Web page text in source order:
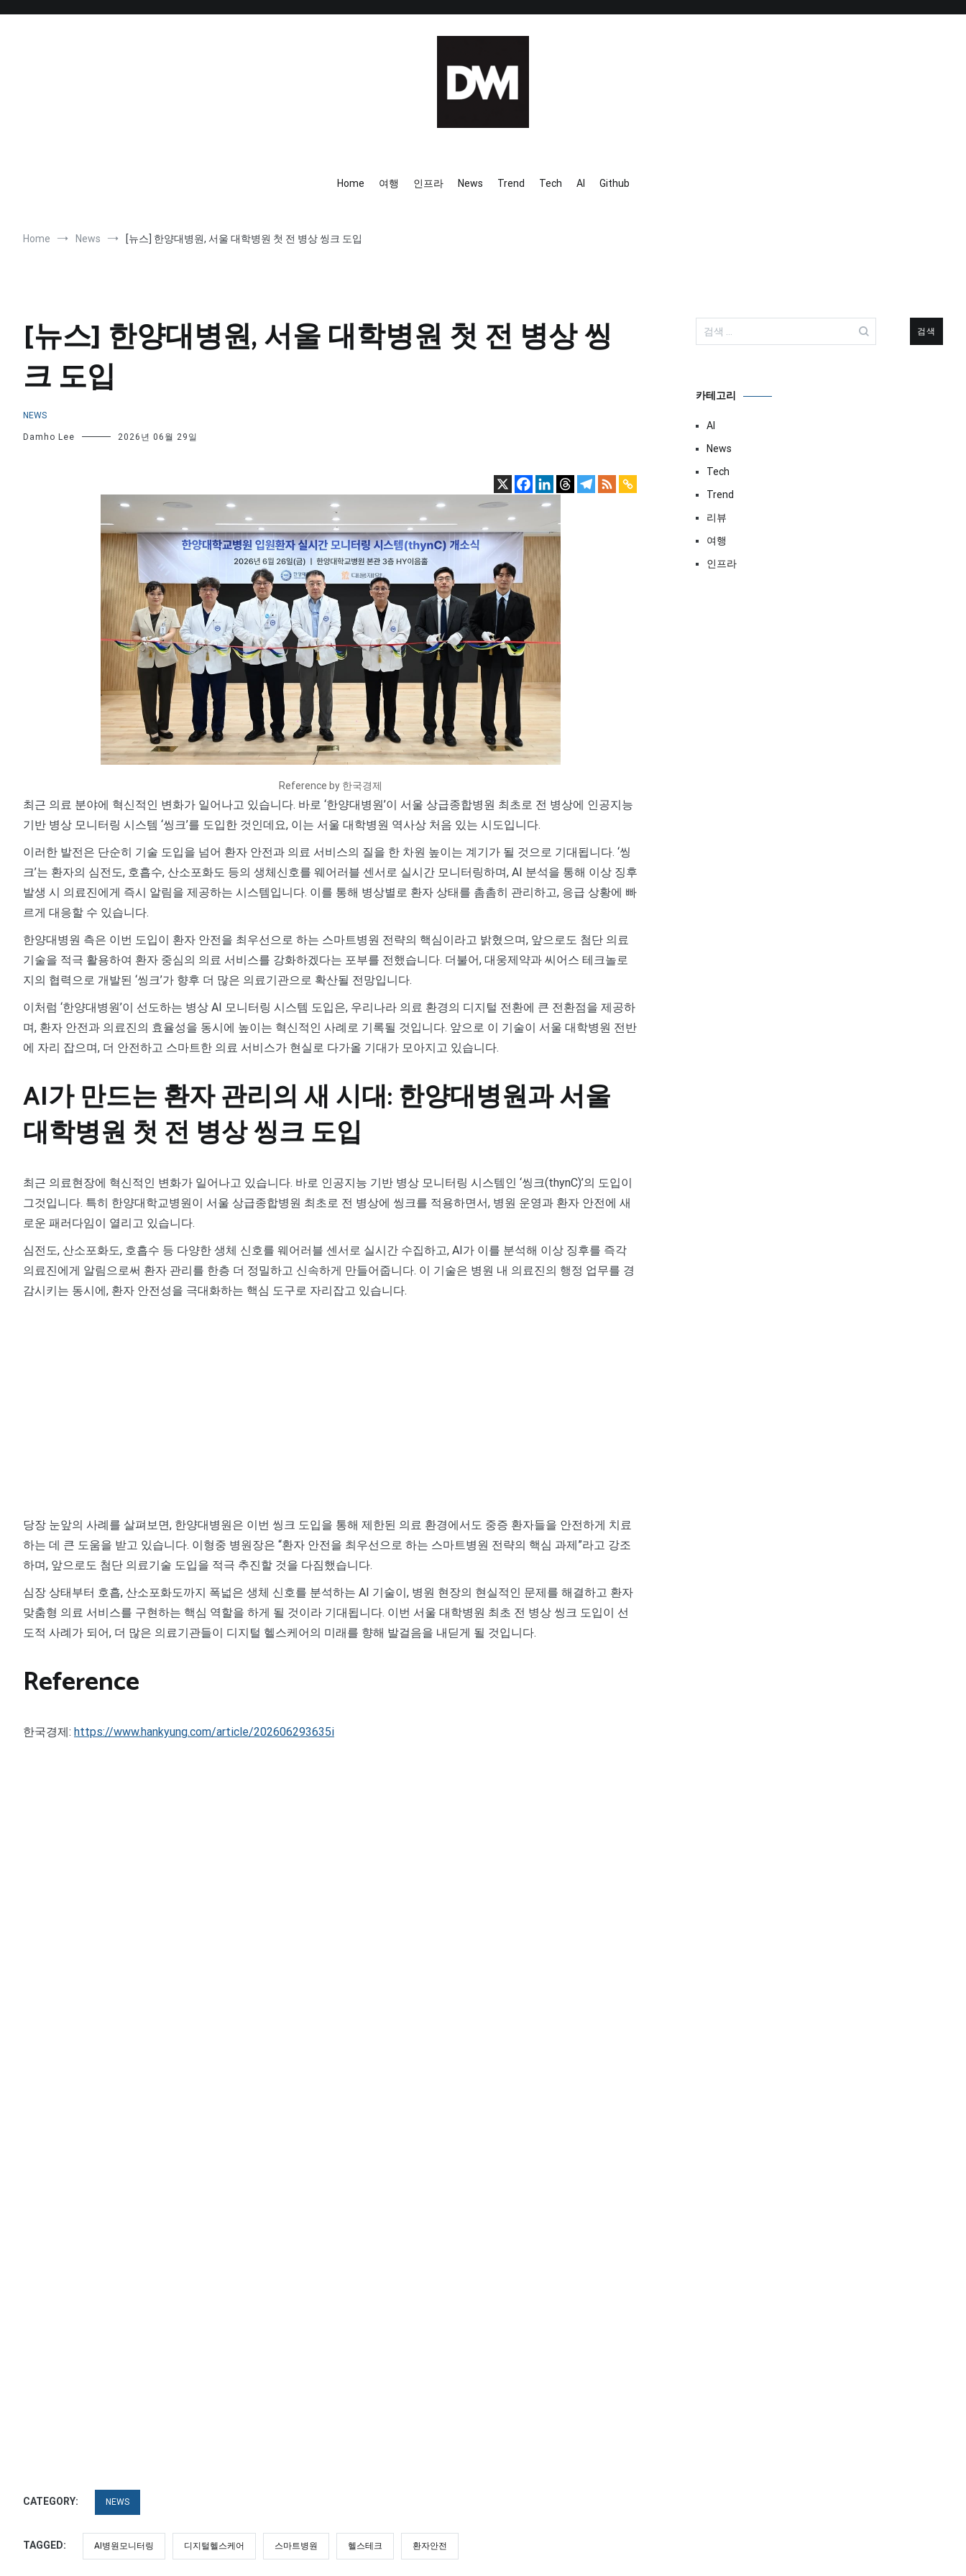
Home 여행 인프라 News Trend Tech AI Github
Home News [뉴스] 한양대병원, 서울 대학병원 첫 전 병상 씽크 도입
[뉴스] 한양대병원, 서울 대학병원 첫 전 병상 씽
크 도입
NEWS
Damho Lee 2026년 06월 29일
Reference by 한국경제
최근 의료 분야에 혁신적인 변화가 일어나고 있습니다. 바로 ‘한양대병원’이 서울 상급종합병원 최초로 전 병상에 인공지능
기반 병상 모니터링 시스템 ‘씽크’를 도입한 것인데요, 이는 서울 대학병원 역사상 처음 있는 시도입니다.
이러한 발전은 단순히 기술 도입을 넘어 환자 안전과 의료 서비스의 질을 한 차원 높이는 계기가 될 것으로 기대됩니다. ‘씽
크’는 환자의 심전도, 호흡수, 산소포화도 등의 생체신호를 웨어러블 센서로 실시간 모니터링하며, AI 분석을 통해 이상 징후
발생 시 의료진에게 즉시 알림을 제공하는 시스템입니다. 이를 통해 병상별로 환자 상태를 촘촘히 관리하고, 응급 상황에 빠
르게 대응할 수 있습니다.
한양대병원 측은 이번 도입이 환자 안전을 최우선으로 하는 스마트병원 전략의 핵심이라고 밝혔으며, 앞으로도 첨단 의료
기술을 적극 활용하여 환자 중심의 의료 서비스를 강화하겠다는 포부를 전했습니다. 더불어, 대웅제약과 씨어스 테크놀로
지의 협력으로 개발된 ‘씽크’가 향후 더 많은 의료기관으로 확산될 전망입니다.
이처럼 ‘한양대병원’이 선도하는 병상 AI 모니터링 시스템 도입은, 우리나라 의료 환경의 디지털 전환에 큰 전환점을 제공하
며, 환자 안전과 의료진의 효율성을 동시에 높이는 혁신적인 사례로 기록될 것입니다. 앞으로 이 기술이 서울 대학병원 전반
에 자리 잡으며, 더 안전하고 스마트한 의료 서비스가 현실로 다가올 기대가 모아지고 있습니다.
AI가 만드는 환자 관리의 새 시대: 한양대병원과 서울
대학병원 첫 전 병상 씽크 도입
최근 의료현장에 혁신적인 변화가 일어나고 있습니다. 바로 인공지능 기반 병상 모니터링 시스템인 ‘씽크(thynC)’의 도입이
그것입니다. 특히 한양대학교병원이 서울 상급종합병원 최초로 전 병상에 씽크를 적용하면서, 병원 운영과 환자 안전에 새
로운 패러다임이 열리고 있습니다.
심전도, 산소포화도, 호흡수 등 다양한 생체 신호를 웨어러블 센서로 실시간 수집하고, AI가 이를 분석해 이상 징후를 즉각
의료진에게 알림으로써 환자 관리를 한층 더 정밀하고 신속하게 만들어줍니다. 이 기술은 병원 내 의료진의 행정 업무를 경
감시키는 동시에, 환자 안전성을 극대화하는 핵심 도구로 자리잡고 있습니다.
당장 눈앞의 사례를 살펴보면, 한양대병원은 이번 씽크 도입을 통해 제한된 의료 환경에서도 중증 환자들을 안전하게 치료
하는 데 큰 도움을 받고 있습니다. 이형중 병원장은 “환자 안전을 최우선으로 하는 스마트병원 전략의 핵심 과제”라고 강조
하며, 앞으로도 첨단 의료기술 도입을 적극 추진할 것을 다짐했습니다.
심장 상태부터 호흡, 산소포화도까지 폭넓은 생체 신호를 분석하는 AI 기술이, 병원 현장의 현실적인 문제를 해결하고 환자
맞춤형 의료 서비스를 구현하는 핵심 역할을 하게 될 것이라 기대됩니다. 이번 서울 대학병원 최초 전 병상 씽크 도입이 선
도적 사례가 되어, 더 많은 의료기관들이 디지털 헬스케어의 미래를 향해 발걸음을 내딛게 될 것입니다.
Reference
한국경제: https://www.hankyung.com/article/202606293635i
CATEGORY: NEWS
TAGGED: AI병원모니터링 디지털헬스케어 스마트병원 헬스테크 환자안전
색:
카테고리
AI
News
Tech
Trend
리뷰
여행
인프라